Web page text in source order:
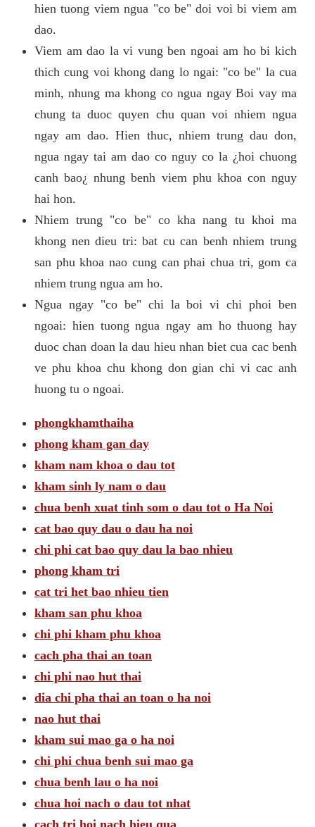
hien tuong viem ngua "co be" doi voi bi viem am
dao.
Viem am dao la vi vung ben ngoai am ho bi kich
thich cung voi khong dang lo ngai: "co be" la cua
minh, nhung ma khong co ngua ngay Boi vay ma
chung ta duoc quyen chu quan voi nhiem ngua
ngay am dao. Hien thuc, nhiem trung dau don,
ngua ngay tai am dao co nguy co la ¿hoi chuong
canh bao¿ nhung benh viem phu khoa con nguy
hai hon.
Nhiem trung "co be" co kha nang tu khoi ma
khong nen dieu tri: bat cu can benh nhiem trung
san phu khoa nao cung can phai chua tri, gom ca
nhiem trung ngua am ho.
Ngua ngay "co be" chi la boi vi chi phoi ben
ngoai: hien tuong ngua ngay am ho thuong hay
duoc chan doan la dau hieu nhan biet cua cac benh
ve phu khoa chu khong don gian chi vi cac anh
huong tu o ngoai.
phongkhamthaiha
phong kham gan day
kham nam khoa o dau tot
kham sinh ly nam o dau
chua benh xuat tinh som o dau tot o Ha Noi
cat bao quy dau o dau ha noi
chi phi cat bao quy dau la bao nhieu
phong kham tri
cat tri het bao nhieu tien
kham san phu khoa
chi phi kham phu khoa
cach pha thai an toan
chi phi nao hut thai
dia chi pha thai an toan o ha noi
nao hut thai
kham sui mao ga o ha noi
chi phi chua benh sui mao ga
chua benh lau o ha noi
chua hoi nach o dau tot nhat
cach tri hoi nach hieu qua